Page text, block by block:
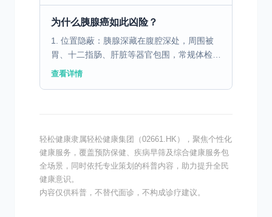
为什么胰腺癌如此凶险？
1. 位置隐蔽：胰腺深藏在腹腔深处，周围被
胃、十二指肠、肝脏等器官包围，常规体检
（如B超）容易漏诊。 2. 早期无症状：早期
查看详情
轻松健康隶属轻松健康集团（02661.HK），聚焦个性化
健康服务，覆盖预防保健、疾病早筛及综合健康服务包
全场景，同时依托专业策划的科普内容，助力提升全民
健康意识。
内容仅供科普，不替代面诊，不构成诊疗建议。